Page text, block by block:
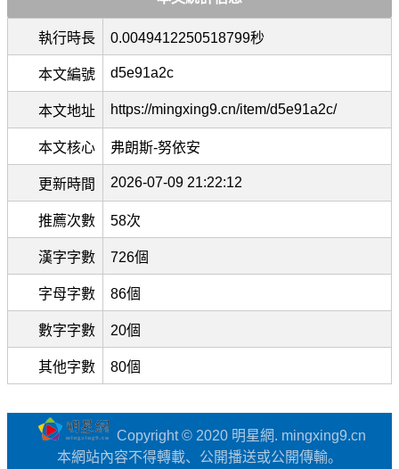
執行時長 0.0049412250518799秒
本文編號 d5e91a2c
本文地址 https://mingxing9.cn/item/d5e91a2c/
本文核心 弗朗斯-努依安
更新時間 2026-07-09 21:22:12
推薦次數 58次
漢字字數 726個
字母字數 86個
數字字數 20個
其他字數 80個
Copyright © 2020 明星網. mingxing9.cn
本網站內容不得轉載、公開播送或公開傳輸。